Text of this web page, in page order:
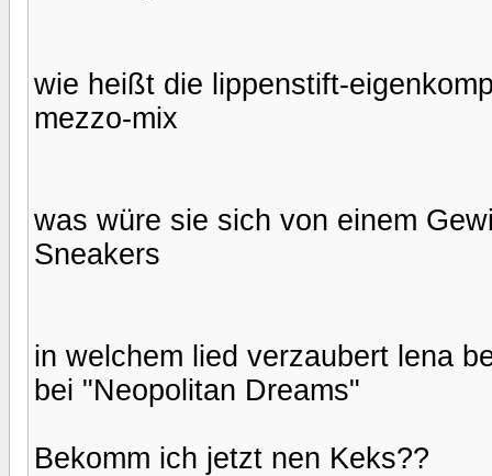
wie heißt die lippenstift-
mezzo-mix
was würe sie sich von einem
Sneakers
in welchem lied verzaubert lena
bei "Neopolitan Dreams"
Bekomm ich jetzt nen Keks??